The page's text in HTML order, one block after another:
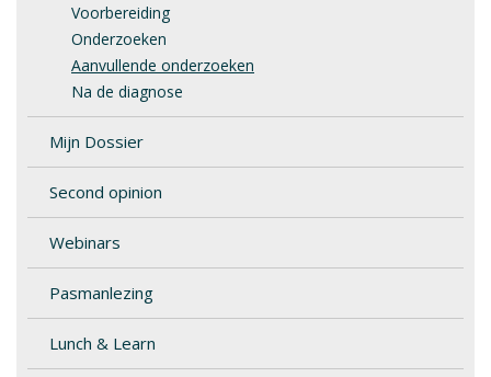
Voorbereiding
Onderzoeken
Aanvullende onderzoeken
Na de diagnose
Mijn Dossier
Second opinion
Webinars
Pasmanlezing
Lunch & Learn